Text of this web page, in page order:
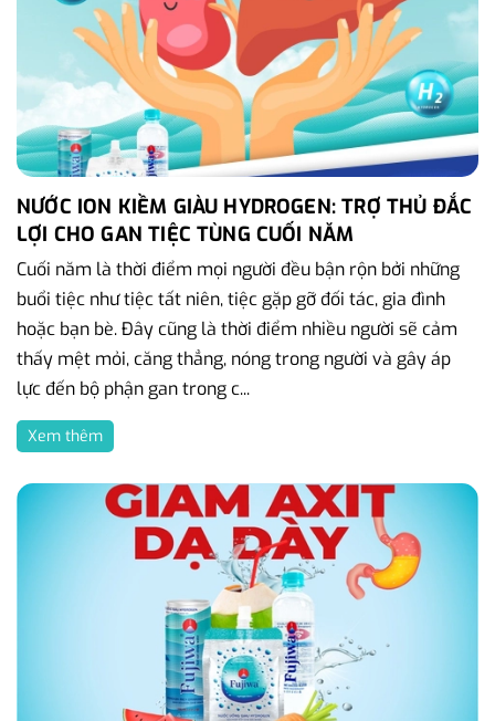
NƯỚC ION KIỀM GIÀU HYDROGEN: TRỢ THỦ ĐẮC
LỢI CHO GAN TIỆC TÙNG CUỐI NĂM
Cuối năm là thời điểm mọi người đều bận rộn bởi những
buổi tiệc như tiệc tất niên, tiệc gặp gỡ đối tác, gia đình
hoặc bạn bè. Đây cũng là thời điểm nhiều người sẽ cảm
thấy mệt mỏi, căng thẳng, nóng trong người và gây áp
lực đến bộ phận gan trong c...
Xem thêm